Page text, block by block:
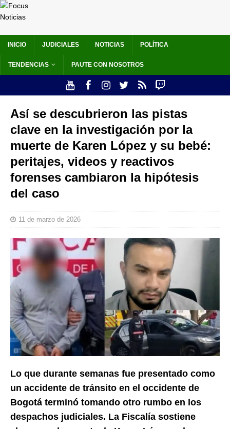
INICIO JUDICIALES NOTICIAS POLÍTICA
TENDENCIAS PAUTE CON NOSOTROS
Así se descubrieron las pistas
clave en la investigación por la
muerte de Karen López y su bebé:
peritajes, videos y reactivos
forenses cambiaron la hipótesis
del caso
11 de marzo de 2026
Lo que durante semanas fue presentado como
un accidente de tránsito en el occidente de
Bogotá terminó tomando otro rumbo en los
despachos judiciales. La Fiscalía sostiene